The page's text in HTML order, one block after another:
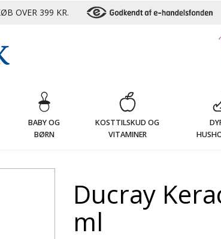
OVER 399 KR.
BABY OG
BØRN
KOSTTILSKUD OG
VITAMINER
Ducray
ml